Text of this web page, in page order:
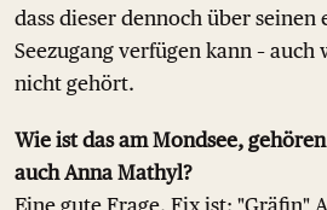
dass dieser dennoch über
Seezugang verfügen kann –
nicht gehört.
Wie ist das am Mondsee,
auch Anna Mathyl?